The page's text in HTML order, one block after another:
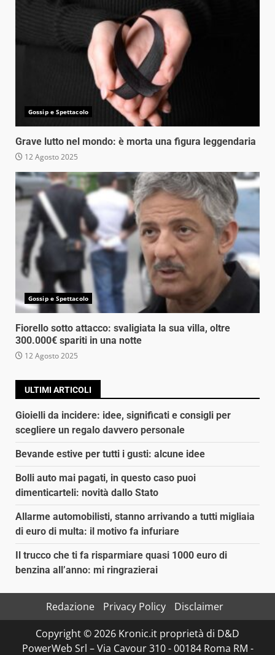
Gossip e Spettacolo
Grave lutto nel mondo: è morta una figura leggendaria
12 Agosto 2025
Gossip e Spettacolo
Fiorello sotto attacco: svaligiata la sua villa, oltre
300.000€ spariti in una notte
12 Agosto 2025
ULTIMI ARTICOLI
Gioielli da incidere: idee, significati e consigli per
scegliere un regalo davvero personale
Bevande estive per tutti i gusti: alcune idee
Bolli auto mai pagati, in questo caso puoi
dimenticarteli: novità dallo Stato
Allarme automobilisti, stanno arrivando a tutti migliaia
di euro di multa: il motivo fa infuriare
Il trucco che ti fa risparmiare quasi 1000 euro di
benzina all’anno: mi ringrazierai
Redazione Privacy Policy
Disclaimer
Copyright © 2026 Kronic.it proprietà di D&D
PowerWeb Srl – Via Cavour 310 - 00184 Roma RM -